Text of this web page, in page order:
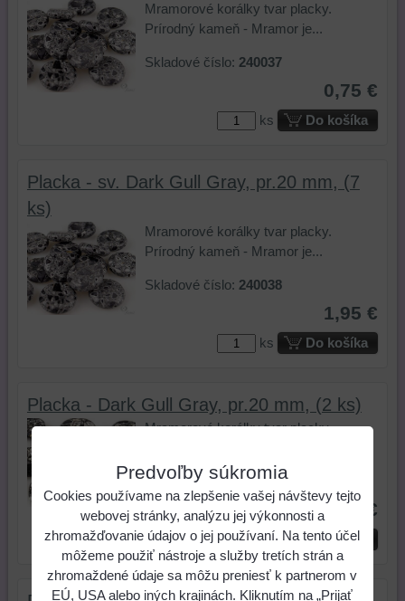
Mramorové korálky tvar placky.
Prírodný kameň - Mramor je...
Skladové číslo: 240037
0,75 €
ks Do košíka
Placka - sv. Dark Gull Gray, pr.20 mm, (7
ks)
Mramorové korálky tvar placky.
Prírodný kameň - Mramor je...
Skladové číslo: 240038
1,95 €
ks Do košíka
Placka - Dark Gull Gray, pr.20 mm, (2 ks)
Mramorové korálky tvar placky.
Skladové číslo:240039
0,75 €
ks Do košíka
Predvoľby súkromia
Cookies používame na zlepšenie vašej návštevy tejto
webovej stránky, analýzu jej výkonnosti a
zhromažďovanie údajov o jej používaní. Na tento účel
môžeme použiť nástroje a služby tretích strán a
zhromaždené údaje sa môžu preniesť k partnerom v
EÚ, USA alebo iných krajinách. Kliknutím na „Prijať